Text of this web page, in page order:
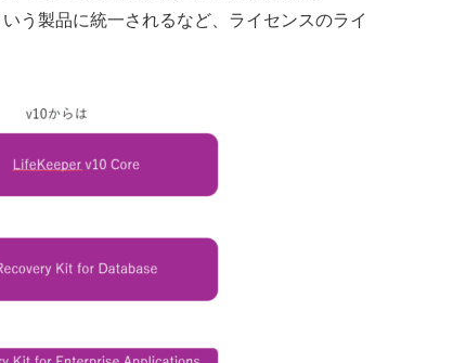
う製品に統一されるなど、ライセンスのライ